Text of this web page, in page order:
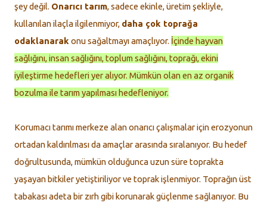
şey değil. Onarıcı tarım, sadece ekinle, üretim şekliyle,
kullanılan ilaçla ilgilenmiyor, daha çok toprağa
odaklanarak onu sağaltmayı amaçlıyor. İçinde hayvan
sağlığını, insan sağlığını, toplum sağlığını, toprağı, ekini
iyileştirme hedefleri yer alıyor. Mümkün olan en az organik
bozulma ile tarım yapılması hedefleniyor.
Korumacı tarımı merkeze alan onarıcı çalışmalar için erozyonun
ortadan kaldırılması da amaçlar arasında sıralanıyor. Bu hedef
doğrultusunda, mümkün olduğunca uzun süre toprakta
yaşayan bitkiler yetiştiriliyor ve toprak işlenmiyor. Toprağın üst
tabakası adeta bir zırh gibi korunarak güçlenme sağlanıyor. Bu